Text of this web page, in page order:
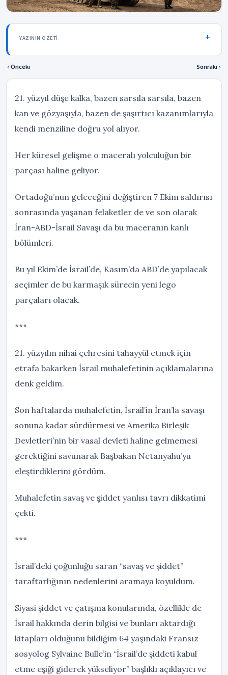
YAZININ ÖZETI
‹ Önceki Sonraki ›
21. yüzyıl düşe kalka, bazen sarsıla sarsıla, bazen
kan ve gözyaşıyla, bazen de şaşırtıcı kazanımlarıyla
kendi menziline doğru yol alıyor.
Her küresel gelişme o maceralı yolculuğun bir
parçası haline geliyor.
Ortadoğu’nun geleceğini değiştiren 7 Ekim saldırısı
sonrasında yaşanan felaketler de ve son olarak
İran-ABD-İsrail Savaşı da bu maceranın kanlı
bölümleri.
Bu yıl Ekim’de İsrail’de, Kasım’da ABD’de yapılacak
seçimler de bu karmaşık sürecin yeni lego
parçaları olacak.
***
21. yüzyılın nihai çehresini tahayyül etmek için
etrafa bakarken İsrail muhalefetinin açıklamalarına
denk geldim.
Son haftalarda muhalefetin, İsrail’in İran’la savaşı
sonuna kadar sürdürmesi ve Amerika Birleşik
Devletleri’nin bir vasal devleti haline gelmemesi
gerektiğini savunarak Başbakan Netanyahu’yu
eleştirdiklerini gördüm.
Muhalefetin savaş ve şiddet yanlısı tavrı dikkatimi
çekti.
***
İsrail’deki çoğunluğu saran “savaş ve şiddet”
taraftarlığının nedenlerini aramaya koyuldum.
Siyasi şiddet ve çatışma konularında, özellikle de
İsrail hakkında derin bilgisi ve bunları aktardığı
kitapları olduğunu bildiğim 64 yaşındaki Fransız
sosyolog Sylvaine Bulle’in “İsrail’de şiddeti kabul
etme eşiği giderek yükseliyor” başlıklı açıklayıcı ve